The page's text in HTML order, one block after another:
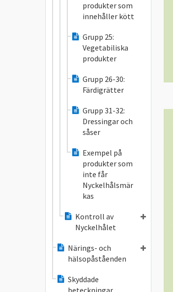
produkter som
innehåller kött
Grupp 25:
Vegetabiliska
produkter
Grupp 26-30:
Färdigrätter
Grupp 31-32:
Dressingar och
såser
Exempel på
produkter som
inte får
Nyckelhålsmär
kas
Kontroll av
Nyckelhålet
Närings- och
hälsopåståenden
Skyddade
beteckningar